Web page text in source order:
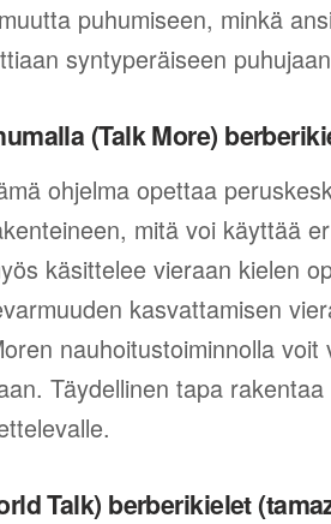
puhumiseen, minkä
syntyperäiseen
(Talk More)
ohjelma opettaa
mitä voi käyttää
käsittelee vieraan kielen
kasvattamisen
nauhoitustoiminnolla
Täydellinen tapa
Talk) berberikielet